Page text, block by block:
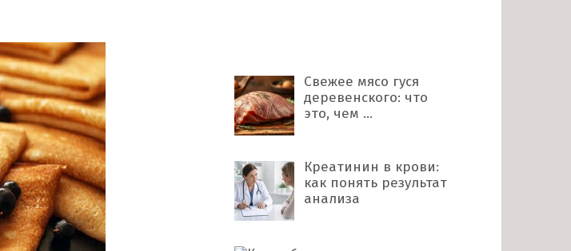
Свежее мясо гуся
деревенского: что
это, чем …
Креатинин в крови:
как понять результат
анализа